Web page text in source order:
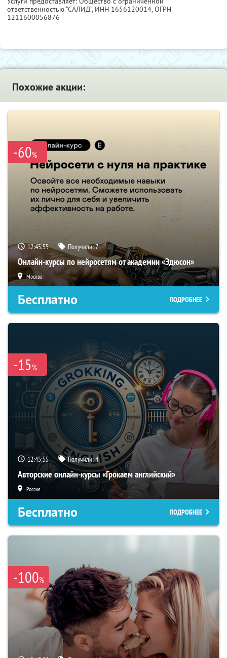
ответственностью “САЛИД”, ИНН 1656120014, ОГРН
1211600056876
Похожие акции:
-60%
12:45:54 Получили:7
Онлайн-курсы по нейросетям от академии «Эдюсон»
Москва
Бесплатно ПОДРОБНЕЕ
-15%
12:45:54 Получили:4
Авторские онлайн-курсы «Грокаем английский»
Россия
Бесплатно ПОДРОБНЕЕ
-100%